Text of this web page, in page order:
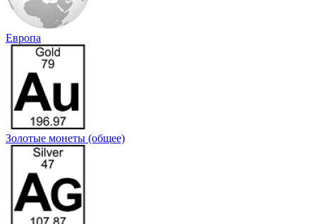
Европа
Золотые монеты (общее)